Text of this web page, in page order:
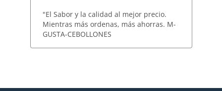
"El Sabor y la calidad al mejor precio.
Mientras más ordenas, más ahorras. M-
GUSTA-CEBOLLONES